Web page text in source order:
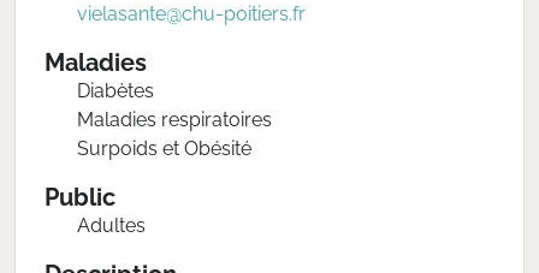
vielasante@chu-poitiers.fr
Maladies
Diabètes
Maladies respiratoires
Surpoids et Obésité
Public
Adultes